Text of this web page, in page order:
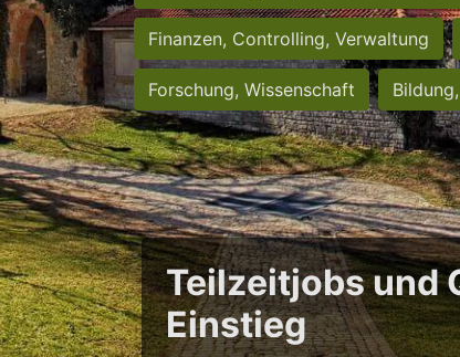
Finanzen, Controlling, Verwaltung
Forschung, Wissenschaft
Teilzeitjobs und
Einstieg